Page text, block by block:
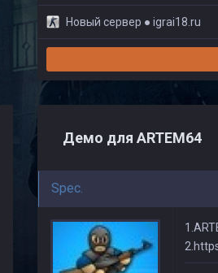
Новый сервер ● igrai18.ru
Демо для ARTEM64
Spec.